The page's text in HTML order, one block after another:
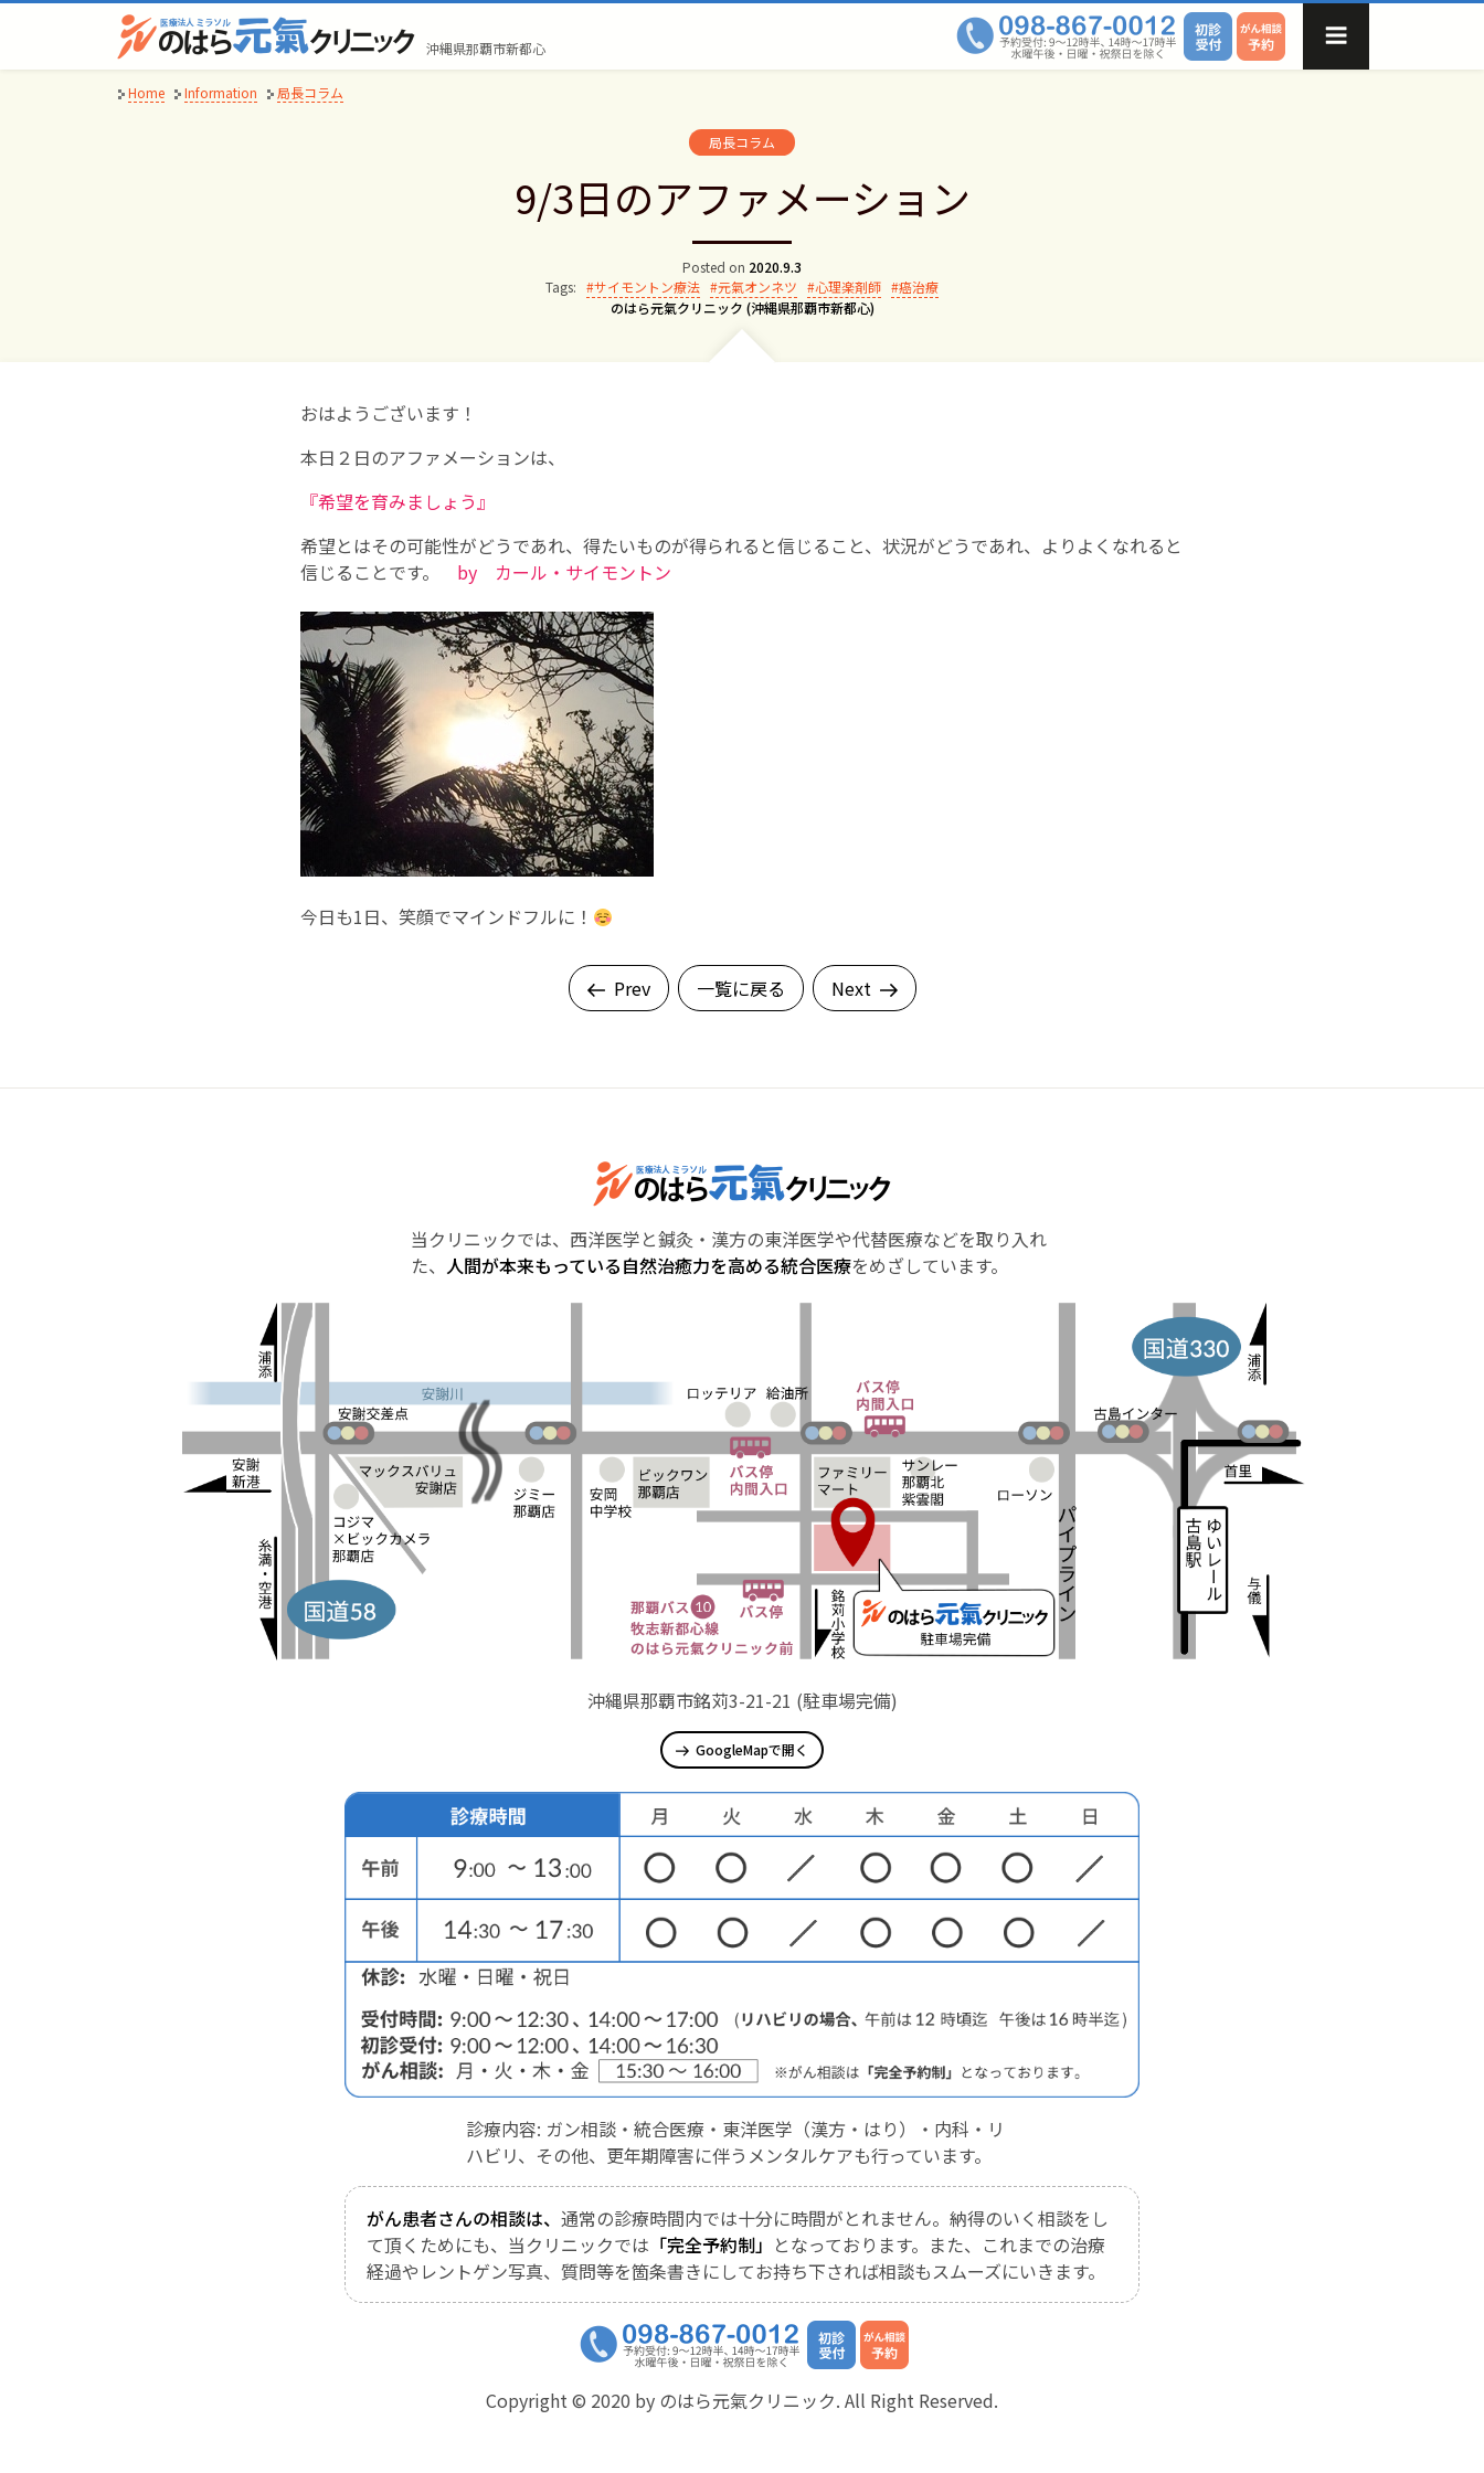
Skip
content
沖縄県那覇市新都心
Home Information 局長コラム
局長コラム
9/3日のアファメーション
Posted on 2020.9.3
Tags:
サイモントン療法 元氣オンネツ 心理楽剤師
癌治療
Author:
のはら元氣クリニック (沖縄県那覇市新都心)
おはようございます！
本日２日のアファメーションは、
『希望を育みましょう』
希望とはその可能性がどうであれ、得たいものが得られると信じること、状況がどうであれ、よりよくなれると
信じることです。 by カール・サイモントン
今日も1日、笑顔でマインドフルに！
Prev 一覧に戻る Next
当クリニックでは、西洋医学と鍼灸・漢方の東洋医学や代替医療などを取り入れ
た、 人間が本来もっている自然治癒力を高める統合医療をめざしています。
沖縄県那覇市銘苅3-21-21 (駐車場完備)
GoogleMapで開く
診療内容: ガン相談・統合医療・東洋医学（漢方・はり）・内科・リ
ハビリ、その他、更年期障害に伴うメンタルケアも行っています。
がん患者さんの相談は、通常の診療時間内では十分に時間がとれません。納得のいく相談をし
て頂くためにも、当クリニックでは 「完全予約制」 となっております。また、これまでの治療
経過やレントゲン写真、質問等を箇条書きにしてお持ち下されば相談もスムーズにいきます。
Copyright © 2020 by のはら元氣クリニック. All Right Reserved.